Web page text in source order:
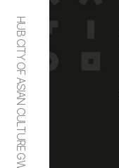
HUB CITY OF ASIAN CULTURE GWANGJU